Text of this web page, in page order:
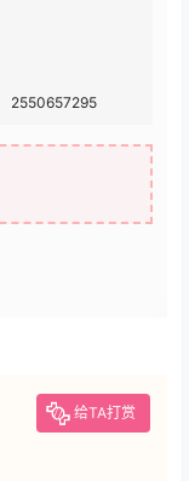
2550657295
给TA打赏